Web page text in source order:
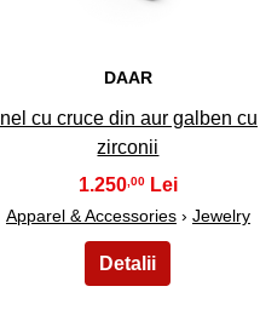
DAAR
Inel cu cruce din aur galben cu
zirconii
1.250,00
Apparel & Accessories› Jewelry